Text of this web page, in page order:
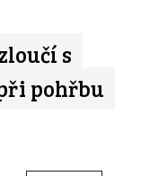
s
pohřbu